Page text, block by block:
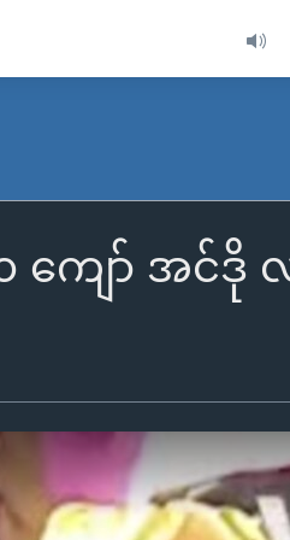
ကျော် အင်ဒို